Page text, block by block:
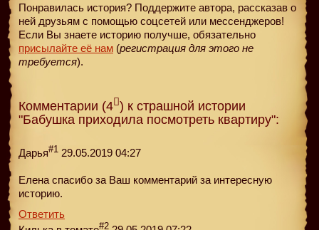
Понравилась история? Поддержите автора, рассказав о
ней друзьям с помощью соцсетей или мессенджеров!
Если Вы знаете историю получше, обязательно
присылайте её нам (регистрация для этого не
требуется).
Комментарии (4 ) к страшной истории
"Бабушка приходила посмотреть квартиру":
Дарья#1 29.05.2019 04:27
Елена спасибо за Ваш комментарий за интересную
историю.
Ответить
#2